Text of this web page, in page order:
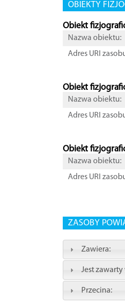
OBIEKTY
Obiekt
Nazwa obiektu:
Adres URI
Obiekt
Nazwa obiektu:
Adres URI
Obiekt
Nazwa obiektu:
Adres URI
ZASOBY
Zawiera:
Jest zawarty
Przecina: